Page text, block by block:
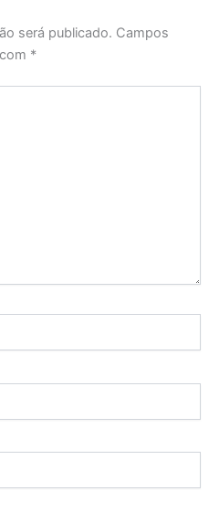
será publicado. Campos
*